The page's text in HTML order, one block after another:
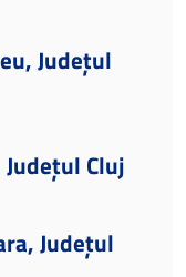
Județul
Cluj
Județul